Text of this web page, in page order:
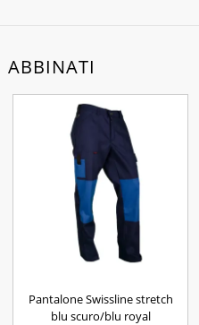
ABBINATI
Pantalone Swissline stretch
blu scuro/blu royal